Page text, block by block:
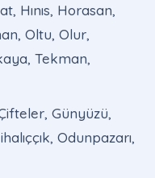
Hınıs, Horasan,
Oltu, Olur,
Tekman,
Günyüzü,
Odunpazarı,